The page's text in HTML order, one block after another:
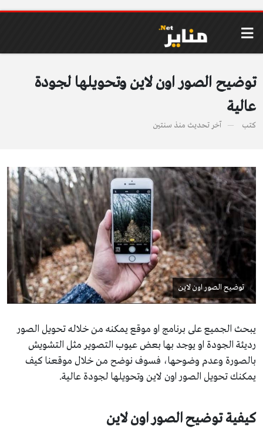
توضيح الصور اون لاين وتحويلها لجودة
عالية
كتب آخر تحديث منذ سنتين
توضيح الصور اون لاين
يبحث الجميع على برنامج او موقع يمكنه من خلاله تحويل الصور
رديئة الجودة او يوجد بها بعض عيوب التصوير مثل التشويش
بالصورة وعدم وضوحها، فسوف نوضح من خلال موقعنا كيف
يمكنك تحويل الصور اون لاين وتحويلها لجودة عالية.
كيفية توضيح الصور اون لاين